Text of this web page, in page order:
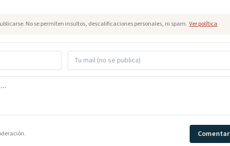
No se permiten insultos, descalificaciones personales, ni spam. Ver política
Comentar